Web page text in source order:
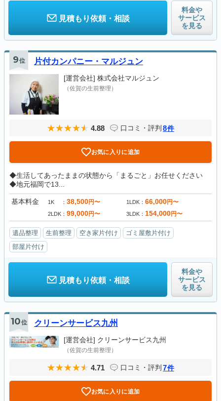
見積もり依頼・相談
料金や
サービス
を見る
9位 片付カンパニー・マルジュン
[運営会社] 株式会社マルジュン
（佐賀の生前整理）
4.88 口コミ・評判 8件
お気に入りに追加
◆生活してあったままの状態から「まるごと」お任せください
◆地元福岡で13...
基本料金 1K 38,500円〜 1LDK 66,000円〜
2LDK 99,000円〜 3LDK 154,000円〜
遺品整理 生前整理 空き家片付け
ゴミ屋敷片付け
部屋片付け
見積もり依頼・相談
料金や
サービス
を見る
10位 クリーンサービス九州
[運営会社] クリーンサービス九州
（佐賀の生前整理）
4.71 口コミ・評判 7件
お気に入りに追加